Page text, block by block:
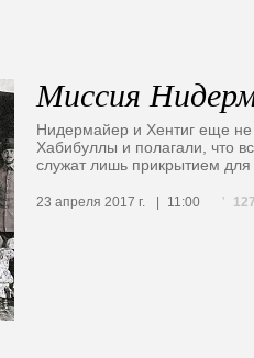
Миссия
Нидермайер и Хентиг еще не
Хабибуллы и полагали, что
служат лишь прикрытием для
23 апреля 2017 г. 11:00